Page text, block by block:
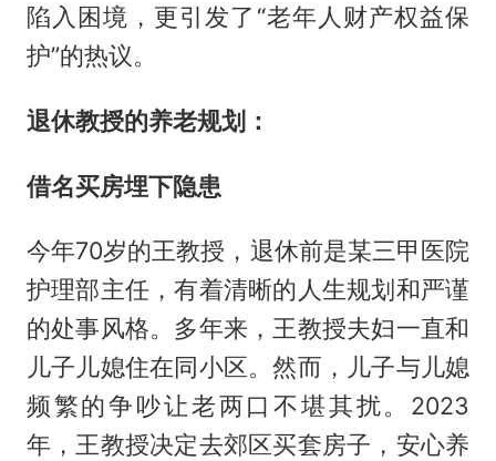
陷入困境，更引发了“老年人财产权益保
护”的热议。
退休教授的养老规划：
借名买房埋下隐患
今年70岁的王教授，退休前是某三甲医院
护理部主任，有着清晰的人生规划和严谨
的处事风格。多年来，王教授夫妇一直和
儿子儿媳住在同小区。然而，儿子与儿媳
频繁的争吵让老两口不堪其扰。2023
年，王教授决定去郊区买套房子，安心养